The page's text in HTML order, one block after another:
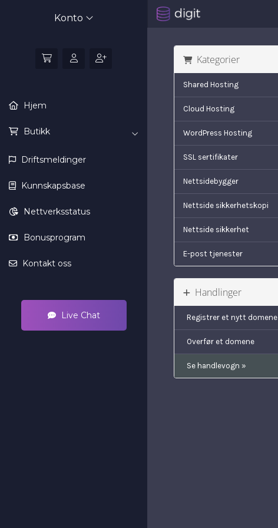
Konto
Hjem
Butikk
Driftsmeldinger
Kunnskapsbase
Nettverksstatus
Bonusprogram
Kontakt oss
Live Chat
Kategorier
Shared Hosting
Cloud Hosting
WordPress Hosting
SSL sertifikater
Nettsidebygger
Nettside sikkerhetskopi
Nettside sikkerhet
E-post tjenester
Handlinger
Registrer et nytt domene
Overfør et domene
Se handlevogn »